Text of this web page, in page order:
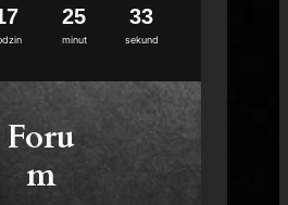
7
minut
25
sekund
32
Foru
m